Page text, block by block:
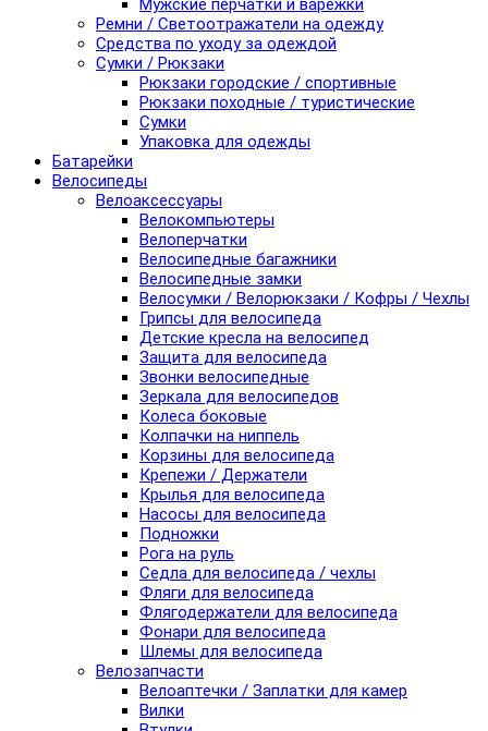
Мужские перчатки и варежки
Ремни / Светоотражатели на одежду
Средства по уходу за одеждой
Сумки / Рюкзаки
Рюкзаки городские / спортивные
Рюкзаки походные / туристические
Сумки
Упаковка для одежды
Батарейки
Велосипеды
Велоаксессуары
Велокомпьютеры
Велоперчатки
Велосипедные багажники
Велосипедные замки
Велосумки / Велорюкзаки / Кофры / Чехлы
Грипсы для велосипеда
Детские кресла на велосипед
Защита для велосипеда
Звонки велосипедные
Зеркала для велосипедов
Колеса боковые
Колпачки на ниппель
Корзины для велосипеда
Крепежи / Держатели
Крылья для велосипеда
Насосы для велосипеда
Подножки
Рога на руль
Седла для велосипеда / чехлы
Фляги для велосипеда
Флягодержатели для велосипеда
Фонари для велосипеда
Шлемы для велосипеда
Велозапчасти
Велоаптечки / Заплатки для камер
Вилки